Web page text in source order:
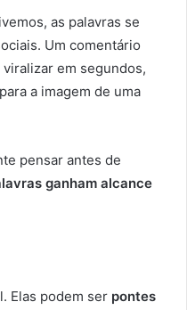
as palavras se
Um comentário
em segundos,
a imagem de uma
pensar antes de
ganham alcance
Elas podem ser pontes